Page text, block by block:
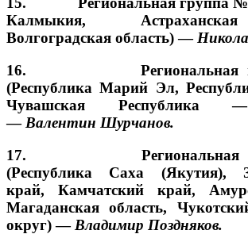
Калмыкия,
Волгоградская область) —
16. Региональная
(Республика Марий Эл,
Чувашская Республика
— Валентин Шурчанов.
17. Региональная
(Республика Саха (Якутия),
край, Камчатский край,
Магаданская область,
округ) — Владимир Поздняков.